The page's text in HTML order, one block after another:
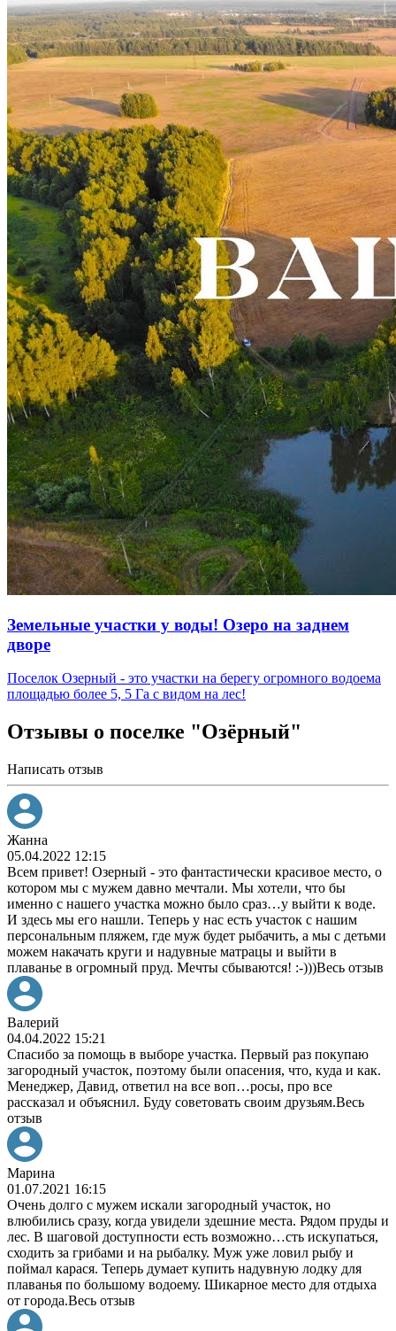
Земельные участки у воды! Озеро на заднем
дворе
Поселок Озерный - это участки на берегу огромного водоема
площадью более 5, 5 Га с видом на лес!
Отзывы о поселке "Озёрный"
Написать отзыв
Жанна
05.04.2022 12:15
Всем привет! Озерный - это фантастически красивое место, о
котором мы с мужем давно мечтали. Мы хотели, что бы
именно с нашего участка можно было сраз…у выйти к воде.
И здесь мы его нашли. Теперь у нас есть участок с нашим
персональным пляжем, где муж будет рыбачить, а мы с детьми
можем накачать круги и надувные матрацы и выйти в
плаванье в огромный пруд. Мечты сбываются! :-)))Весь отзыв
Валерий
04.04.2022 15:21
Спасибо за помощь в выборе участка. Первый раз покупаю
загородный участок, поэтому были опасения, что, куда и как.
Менеджер, Давид, ответил на все воп…росы, про все
рассказал и объяснил. Буду советовать своим друзьям.Весь
отзыв
Марина
01.07.2021 16:15
Очень долго с мужем искали загородный участок, но
влюбились сразу, когда увидели здешние места. Рядом пруды и
лес. В шаговой доступности есть возможно…сть искупаться,
сходить за грибами и на рыбалку. Муж уже ловил рыбу и
поймал карася. Теперь думает купить надувную лодку для
плаванья по большому водоему. Шикарное место для отдыха
от города.Весь отзыв